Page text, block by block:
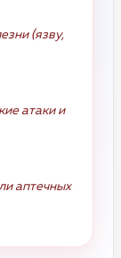
(язву,
атаки и
аптечных